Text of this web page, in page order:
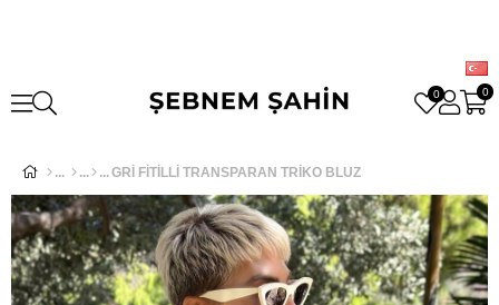
0 0
GRİ FİTİLLİ TRANSPARAN TRİKO BLUZ